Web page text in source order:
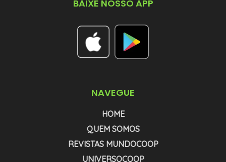
BAIXE NOSSO APP
NAVEGUE
HOME
QUEM SOMOS
REVISTAS MUNDOCOOP
UNIVERSOCOOP